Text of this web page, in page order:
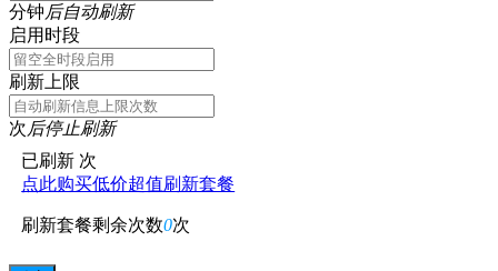
分钟后自动刷新
启用时段
刷新上限
次后停止刷新
已刷新 次
点此购买低价超值刷新套餐
刷新套餐剩余次数0次